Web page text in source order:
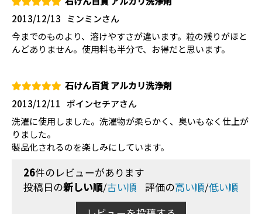
ミンミンさん
2013/12/13
今までのものより、溶けやすさが違います。粒の残りがほと
んどありません。使用料も半分で、お得だと思います。
石けん百貨 アルカリ洗浄剤
ポインセチアさん
2013/12/11
洗濯に使用しました。洗濯物が柔らかく、臭いもなく仕上が
りました。
製品化されるのを楽しみにしています。
26件のレビューがあります
投稿日の新しい順/古い順 評価の高い順/低い順